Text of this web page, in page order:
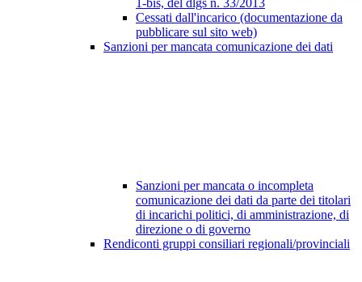
1-bis, del dlgs n. 33/2013
Cessati dall'incarico (documentazione da
pubblicare sul sito web)
Sanzioni per mancata comunicazione dei dati
Sanzioni per mancata o incompleta
comunicazione dei dati da parte dei titolari
di incarichi politici, di amministrazione, di
direzione o di governo
Rendiconti gruppi consiliari regionali/provinciali